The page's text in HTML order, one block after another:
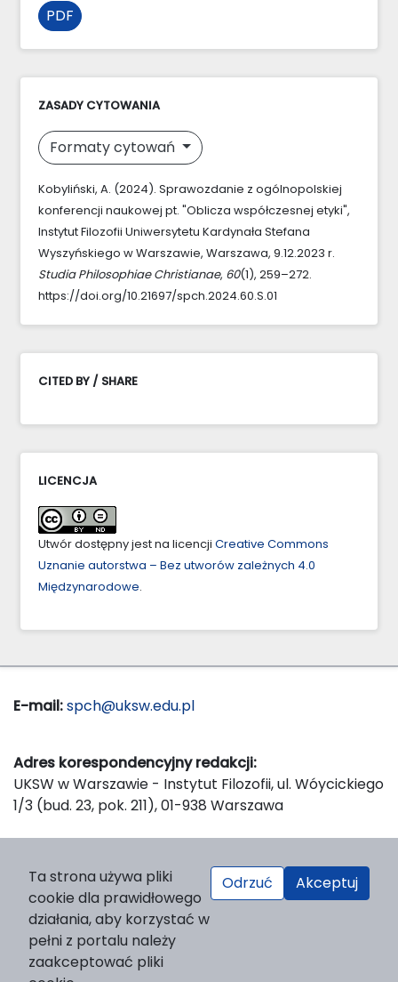
PDF
ZASADY CYTOWANIA
Formaty cytowań
Kobyliński, A. (2024). Sprawozdanie z ogólnopolskiej
konferencji naukowej pt. "Oblicza współczesnej etyki",
Instytut Filozofii Uniwersytetu Kardynała Stefana
Wyszyńskiego w Warszawie, Warszawa, 9.12.2023 r.
Studia Philosophiae Christianae, 60(1), 259–272.
https://doi.org/10.21697/spch.2024.60.S.01
CITED BY / SHARE
LICENCJA
Utwór dostępny jest na licencji Creative Commons
Uznanie autorstwa – Bez utworów zależnych 4.0
Międzynarodowe.
E-mail:spch@uksw.edu.pl
Adres korespondencyjny redakcji:
UKSW w Warszawie - Instytut Filozofii, ul. Wóycickiego
1/3 (bud. 23, pok. 211), 01-938 Warszawa
Wydawnictwo Naukowe UKSW, ul. Dewajtis 5, domek
nr 2, 01-815 Warszawa
Strona WWW Wydawnictwa
e-mail: wydawnictwo@uksw.edu.pl
Ta strona używa pliki
cookie dla prawidłowego
działania, aby korzystać w
pełni z portalu należy
zaakceptować pliki
Odrzuć Akceptuj